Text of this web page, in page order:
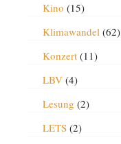
Kino (15)
Klimawandel(62)
Konzert(11)
LBV(4)
Lesung (2)
LETS(2)